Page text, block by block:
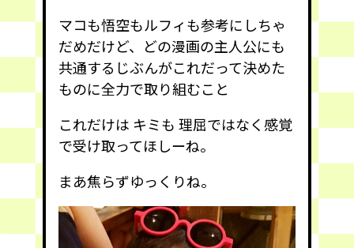
マコも悟空もルフィも参考にしちゃ
だめだけど、どの漫画の主人公にも
共通するじぶんがこれだって決めた
ものに全力で取り組むこと
これだけは キミも 理屈ではなく感覚
で受け取ってほしーね。
まあ焦らずゆっくりね。